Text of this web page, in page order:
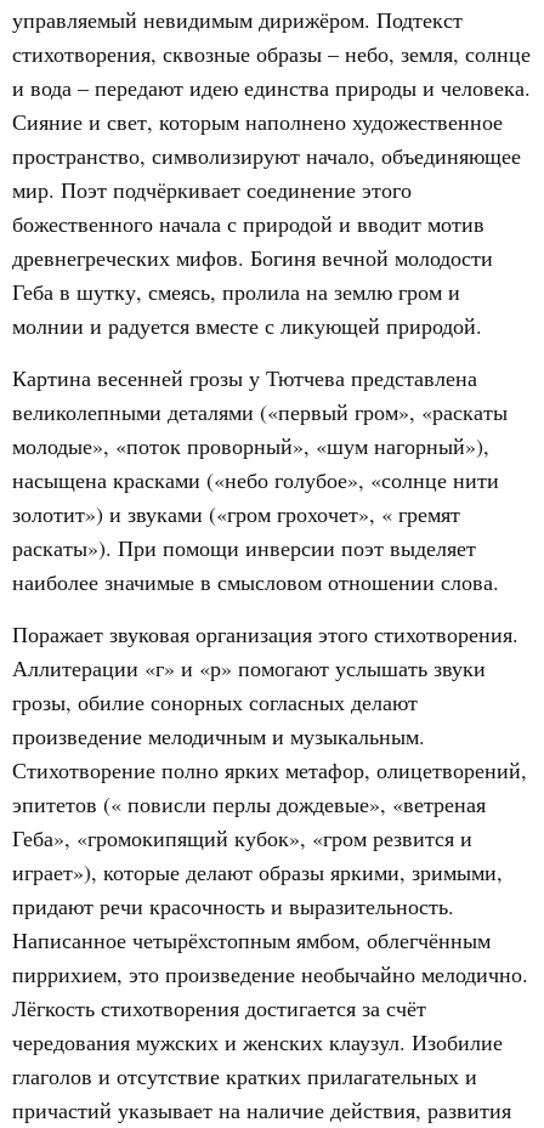
управляемый невидимым дирижёром. Подтекст
стихотворения, сквозные образы – небо, земля, солнце
и вода – передают идею единства природы и человека.
Сияние и свет, которым наполнено художественное
пространство, символизируют начало, объединяющее
мир. Поэт подчёркивает соединение этого
божественного начала с природой и вводит мотив
древнегреческих мифов. Богиня вечной молодости
Геба в шутку, смеясь, пролила на землю гром и
молнии и радуется вместе с ликующей природой.
Картина весенней грозы у Тютчева представлена
великолепными деталями («первый гром», «раскаты
молодые», «поток проворный», «шум нагорный»),
насыщена красками («небо голубое», «солнце нити
золотит») и звуками («гром грохочет», « гремят
раскаты»). При помощи инверсии поэт выделяет
наиболее значимые в смысловом отношении слова.
Поражает звуковая организация этого стихотворения.
Аллитерации «г» и «р» помогают услышать звуки
грозы, обилие сонорных согласных делают
произведение мелодичным и музыкальным.
Стихотворение полно ярких метафор, олицетворений,
эпитетов (« повисли перлы дождевые», «ветреная
Геба», «громокипящий кубок», «гром резвится и
играет»), которые делают образы яркими, зримыми,
придают речи красочность и выразительность.
Написанное четырёхстопным ямбом, облегчённым
пиррихием, это произведение необычайно мелодично.
Лёгкость стихотворения достигается за счёт
чередования мужских и женских клаузул. Изобилие
глаголов и отсутствие кратких прилагательных и
причастий указывает на наличие действия, развития